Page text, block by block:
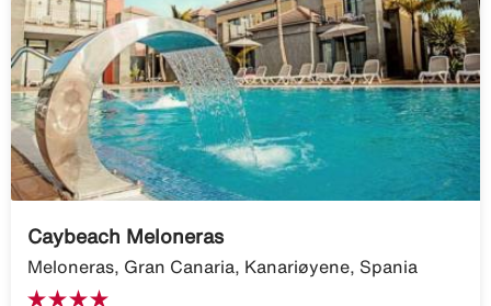
Caybeach Meloneras
Meloneras, Gran Canaria, Kanariøyene, Spania